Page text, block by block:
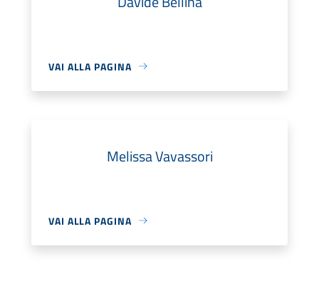
VAI ALLA PAGINA
Melissa Vavassori
VAI ALLA PAGINA